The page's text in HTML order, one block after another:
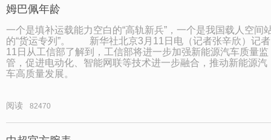
姆巴佩年龄
一个是填补运载能力空白的“高轨新兵”，一个是我国载人空间
的“货运专列”。 新华社北京3月11日电（记者张辛欣）记者
11日从工信部了解到，工信部将进一步加强新能源汽车质量监
管，促进电动化、智能网联等技术进一步融合，推动新能源汽
车高质量发展。
阅读 82470